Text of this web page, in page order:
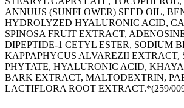
ANNUUS (SUNFLOWER) SEED OIL,
HYDROLYZED HYALURONIC ACID,
SPINOSA FRUIT EXTRACT,
DIPEPTIDE-1 CETYL ESTER, SODIUM
KAPPAPHYCUS ALVAREZII EXTRACT,
PHYTATE, HYALURONIC ACID,
BARK EXTRACT, MALTODEXTRIN,
LACTIFLORA ROOT EXTRACT.*(259/